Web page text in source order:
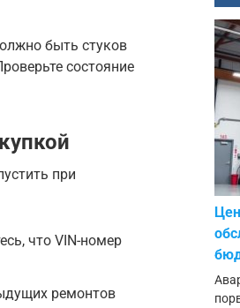
быть стуков
состояние
при
что VIN-номер
ремонтов